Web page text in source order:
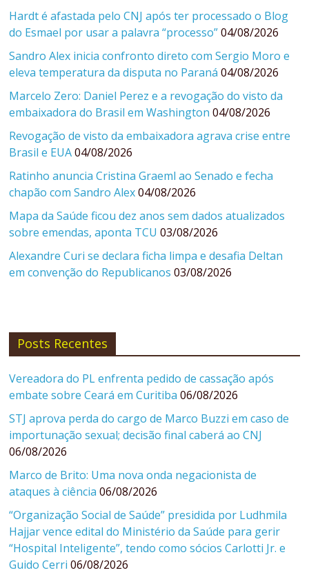
Hardt é afastada pelo CNJ após ter processado o Blog
do Esmael por usar a palavra “processo” 04/08/2026
Sandro Alex inicia confronto direto com Sergio Moro e
eleva temperatura da disputa no Paraná 04/08/2026
Marcelo Zero: Daniel Perez e a revogação do visto da
embaixadora do Brasil em Washington 04/08/2026
Revogação de visto da embaixadora agrava crise entre
Brasil e EUA 04/08/2026
Ratinho anuncia Cristina Graeml ao Senado e fecha
chapão com Sandro Alex 04/08/2026
Mapa da Saúde ficou dez anos sem dados atualizados
sobre emendas, aponta TCU 03/08/2026
Alexandre Curi se declara ficha limpa e desafia Deltan
em convenção do Republicanos 03/08/2026
Posts Recentes
Vereadora do PL enfrenta pedido de cassação após
embate sobre Ceará em Curitiba 06/08/2026
STJ aprova perda do cargo de Marco Buzzi em caso de
importunação sexual; decisão final caberá ao CNJ
06/08/2026
Marco de Brito: Uma nova onda negacionista de
ataques à ciência 06/08/2026
“Organização Social de Saúde” presidida por Ludhmila
Hajjar vence edital do Ministério da Saúde para gerir
“Hospital Inteligente”, tendo como sócios Carlotti Jr. e
Guido Cerri 06/08/2026